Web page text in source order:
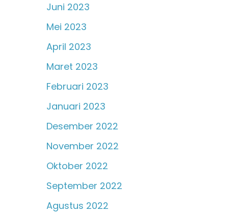
Juni 2023
Mei 2023
April 2023
Maret 2023
Februari 2023
Januari 2023
Desember 2022
November 2022
Oktober 2022
September 2022
Agustus 2022